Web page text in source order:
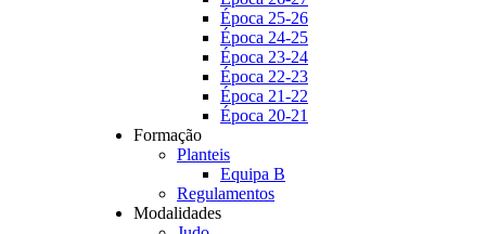
Época 25-26
Época 24-25
Época 23-24
Época 22-23
Época 21-22
Época 20-21
Formação
Planteis
Equipa B
Regulamentos
Modalidades